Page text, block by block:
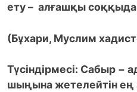
ету – алғашқы соққыда
(Бұхари, Муслим
Түсіндірмесі: Сабыр −
шыңына жетелейтін ең